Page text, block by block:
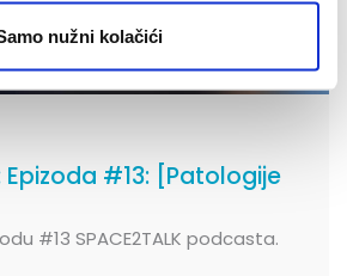
nužni kolačići
Epizoda #13: [Patologije
#13 SPACE2TALK podcasta.